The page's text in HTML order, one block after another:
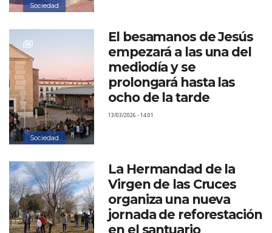
Sociedad
Sociedad
El besamanos de Jesús
empezará a las una del
mediodía y se
prolongará hasta las
ocho de la tarde
13/03/2026 - 14:01
La Hermandad de la
Virgen de las Cruces
organiza una nueva
jornada de reforestación
en el santuario